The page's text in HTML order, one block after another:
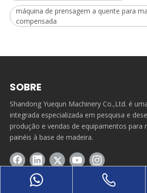
máquina de prensagem a quente para
compensada
SOBRE
Shandong Yuequn Machinery Co.,Ltd. é
integrada especializada em pesquisa e
produção e vendas de equipamentos para
painéis à base de madeira.
LINHA RÁPIDA